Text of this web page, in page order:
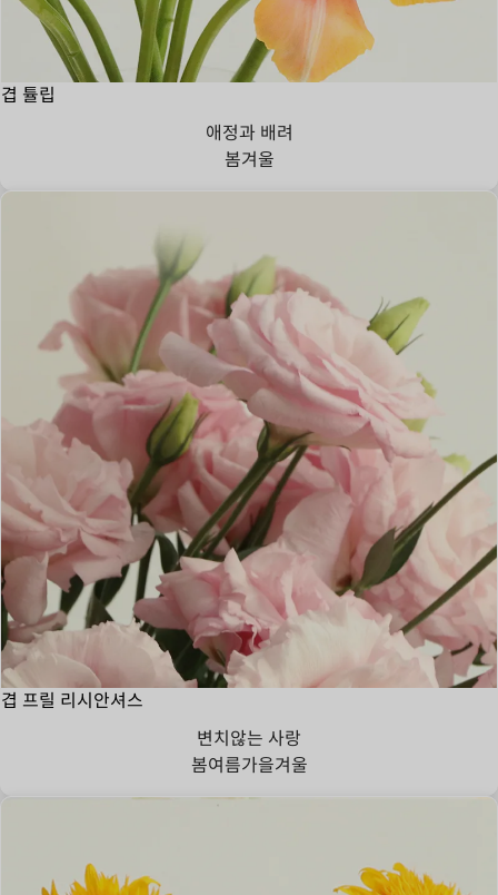
겹 튤립
애정과 배려
봄겨울
겹 프릴 리시안셔스
변치않는 사랑
봄여름가을겨울